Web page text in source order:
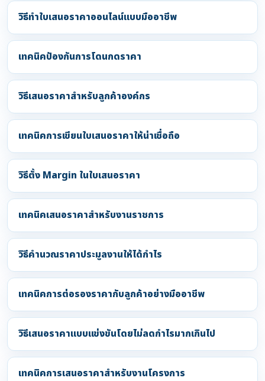
วิธีทำใบเสนอราคาออนไลน์แบบมืออาชีพ
เทคนิคป้องกันการโดนกดราคา
วิธีเสนอราคาสำหรับลูกค้าองค์กร
เทคนิคการเขียนใบเสนอราคาให้น่าเชื่อถือ
วิธีตั้ง Margin ในใบเสนอราคา
เทคนิคเสนอราคาสำหรับงานราชการ
วิธีคำนวณราคาประมูลงานให้ได้กำไร
เทคนิคการต่อรองราคากับลูกค้าอย่างมืออาชีพ
วิธีเสนอราคาแบบแข่งขันโดยไม่ลดกำไรมากเกินไป
เทคนิคการเสนอราคาสำหรับงานโครงการ